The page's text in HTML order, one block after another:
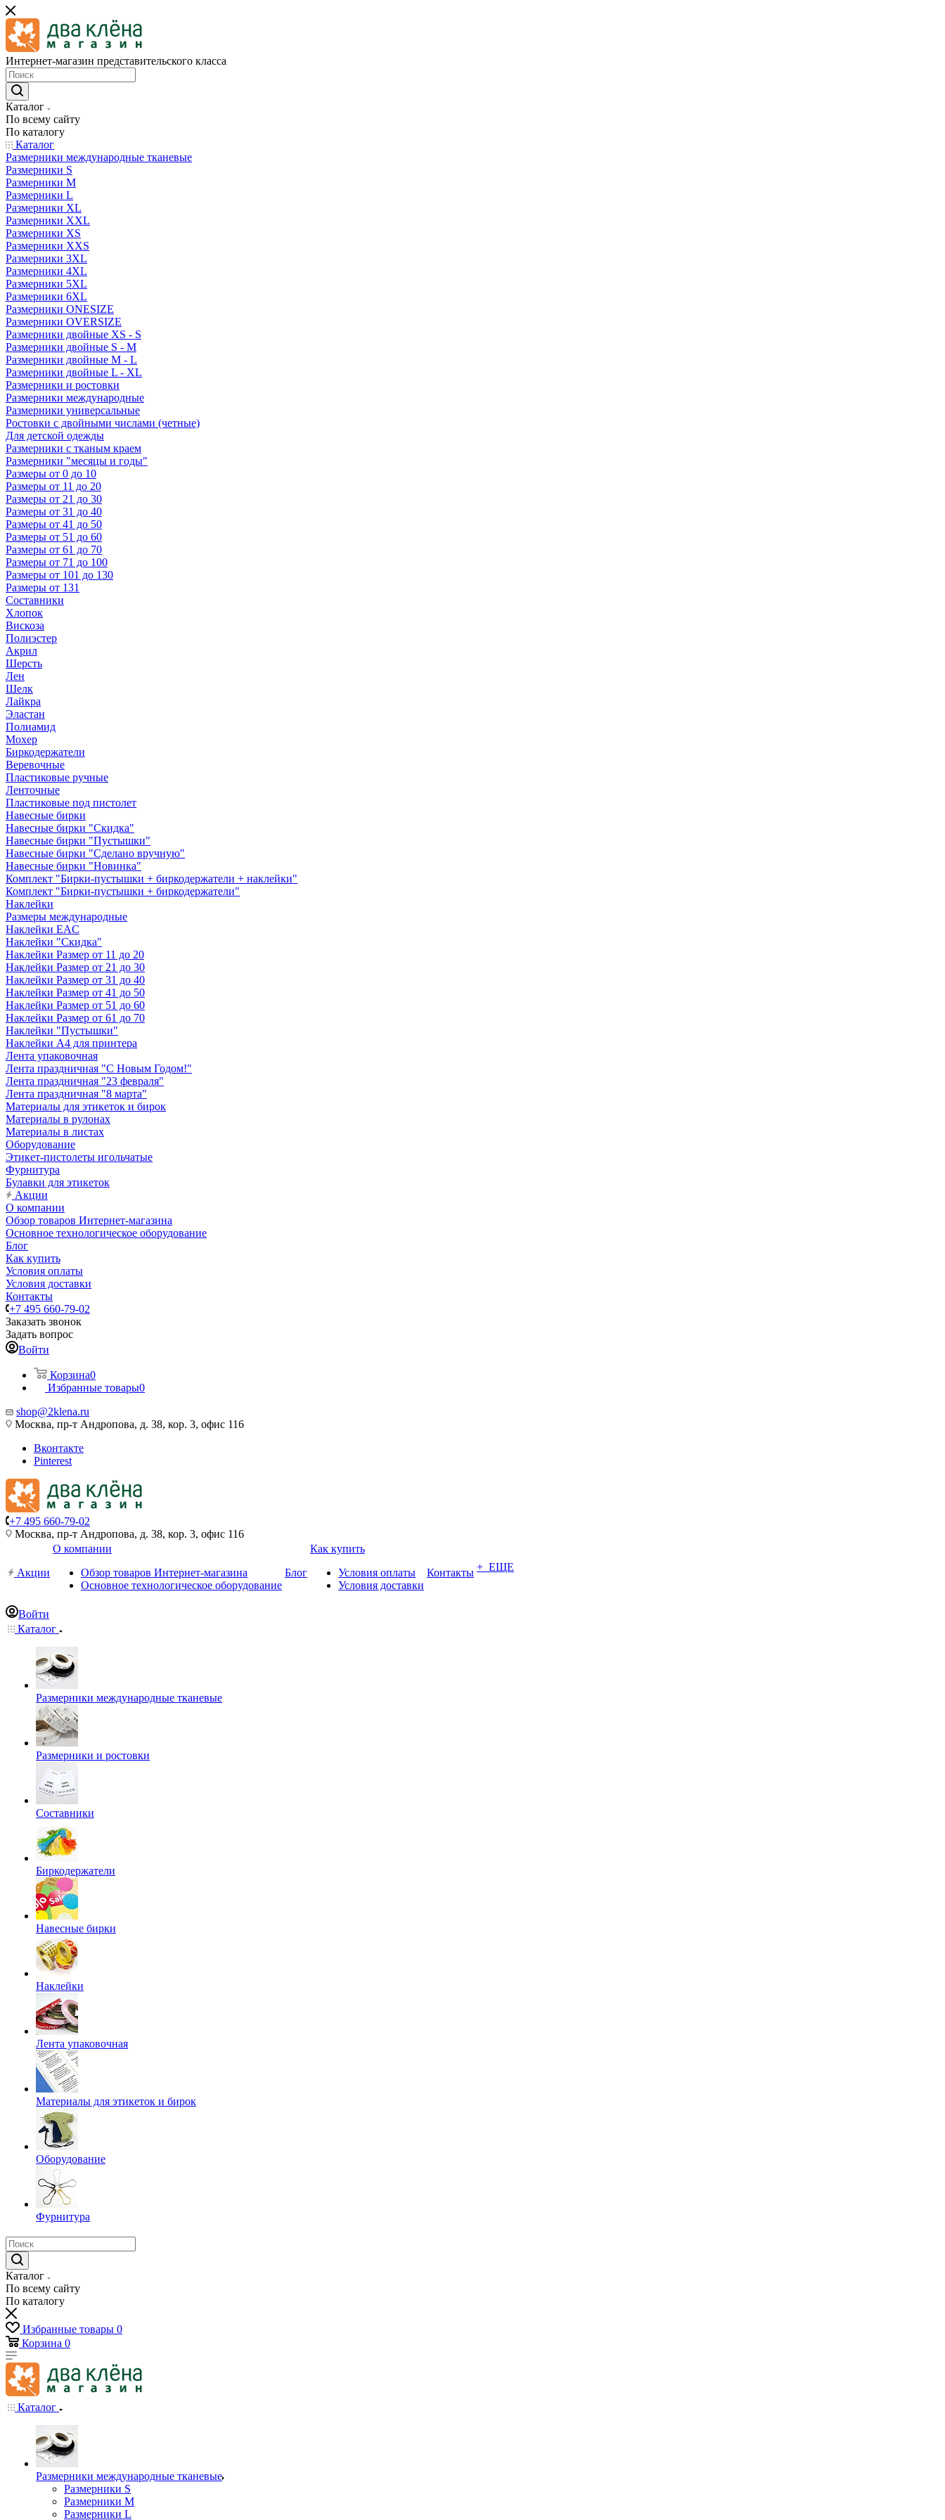
Интернет-магазин представительского класса
Каталог
По всему сайту
По каталогу
Каталог
Размерники международные тканевые
Размерники S
Размерники M
Размерники L
Размерники XL
Размерники XXL
Размерники XS
Размерники XXS
Размерники 3XL
Размерники 4XL
Размерники 5XL
Размерники 6XL
Размерники ONESIZE
Размерники OVERSIZE
Размерники двойные XS - S
Размерники двойные S - M
Размерники двойные M - L
Размерники двойные L - XL
Размерники и ростовки
Размерники международные
Размерники универсальные
Ростовки с двойными числами (четные)
Для детской одежды
Размерники с тканым краем
Размерники "месяцы и годы"
Размеры от 0 до 10
Размеры от 11 до 20
Размеры от 21 до 30
Размеры от 31 до 40
Размеры от 41 до 50
Размеры от 51 до 60
Размеры от 61 до 70
Размеры от 71 до 100
Размеры от 101 до 130
Размеры от 131
Составники
Хлопок
Вискоза
Полиэстер
Акрил
Шерсть
Лен
Шелк
Лайкра
Эластан
Полиамид
Мохер
Биркодержатели
Веревочные
Пластиковые ручные
Ленточные
Пластиковые под пистолет
Навесные бирки
Навесные бирки "Скидка"
Навесные бирки "Пустышки"
Навесные бирки "Сделано вручную"
Навесные бирки "Новинка"
Комплект "Бирки-пустышки + биркодержатели + наклейки"
Комплект "Бирки-пустышки + биркодержатели"
Наклейки
Размеры международные
Наклейки EAC
Наклейки "Скидка"
Наклейки Размер от 11 до 20
Наклейки Размер от 21 до 30
Наклейки Размер от 31 до 40
Наклейки Размер от 41 до 50
Наклейки Размер от 51 до 60
Наклейки Размер от 61 до 70
Наклейки "Пустышки"
Наклейки А4 для принтера
Лента упаковочная
Лента праздничная "С Новым Годом!"
Лента праздничная "23 февраля"
Лента праздничная "8 марта"
Материалы для этикеток и бирок
Материалы в рулонах
Материалы в листах
Оборудование
Этикет-пистолеты игольчатые
Фурнитура
Булавки для этикеток
Акции
О компании
Обзор товаров Интернет-магазина
Основное технологическое оборудование
Блог
Как купить
Условия оплаты
Условия доставки
Контакты
+7 495 660-79-02
Заказать звонок
Задать вопрос
Войти
Корзина0
Избранные товары0
shop@2klena.ru
Москва, пр-т Андропова, д. 38, кор. 3, офис 116
Вконтакте
Pinterest
+7 495 660-79-02
Москва, пр-т Андропова, д. 38, кор. 3, офис 116
Акции
О компании
Обзор товаров Интернет-магазина
Основное технологическое оборудование
Блог
Как купить
Условия оплаты
Условия доставки
Контакты + ЕЩЕ
Войти
Каталог
Размерники международные тканевые
Размерники и ростовки
Составники
Биркодержатели
Навесные бирки
Наклейки
Лента упаковочная
Материалы для этикеток и бирок
Оборудование
Фурнитура
Каталог
По всему сайту
По каталогу
Избранные товары 0
Корзина 0
Каталог
Размерники международные тканевые
Размерники S
Размерники M
Размерники L